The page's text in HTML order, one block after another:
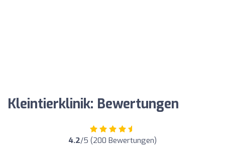
Kleintierklinik: Bewertungen
4.2/5 (200 Bewertungen)